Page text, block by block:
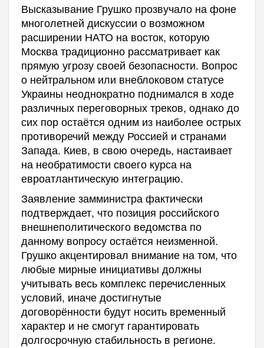
Высказывание Грушко прозвучало на фоне
многолетней дискуссии о возможном
расширении НАТО на восток, которую
Москва традиционно рассматривает как
прямую угрозу своей безопасности. Вопрос
о нейтральном или внеблоковом статусе
Украины неоднократно поднимался в ходе
различных переговорных треков, однако до
сих пор остаётся одним из наиболее острых
противоречий между Россией и странами
Запада. Киев, в свою очередь, настаивает
на необратимости своего курса на
евроатлантическую интеграцию.
Заявление замминистра фактически
подтверждает, что позиция российского
внешнеполитического ведомства по
данному вопросу остаётся неизменной.
Грушко акцентировал внимание на том, что
любые мирные инициативы должны
учитывать весь комплекс перечисленных
условий, иначе достигнутые
договорённости будут носить временный
характер и не смогут гарантировать
долгосрочную стабильность в регионе.